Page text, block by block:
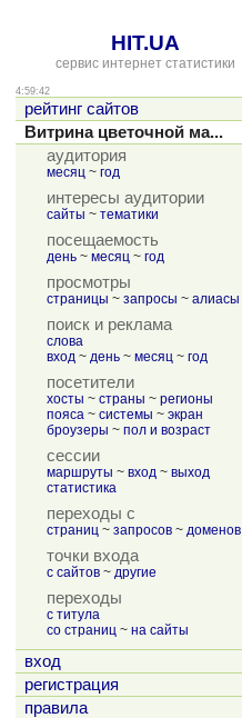
HIT.UA
сервис интернет статистики
4:59:42
рейтинг сайтов
Витрина цветочной ма...
аудитория
месяц ~ год
интересы аудитории
сайты ~ тематики
посещаемость
день ~ месяц ~ год
просмотры
страницы ~ запросы ~ алиасы
поиск и реклама
слова
вход ~ день ~ месяц ~ год
посетители
хосты ~ страны ~ регионы
пояса ~ системы ~ экран
броузеры ~ пол и возраст
сессии
маршруты ~ вход ~ выход
статистика
переходы с
страниц ~ запросов ~ доменов
точки входа
с сайтов ~ другие
переходы
с титула
со страниц ~ на сайты
вход
регистрация
правила